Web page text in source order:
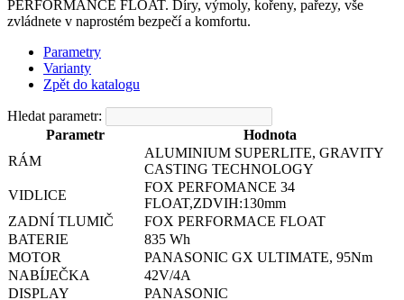
PERFORMANCE FLOAT. Díry, výmoly, kořeny, pařezy, vše
zvládnete v naprostém bezpečí a komfortu.
Parametry
Varianty
Zpět do katalogu
Hledat parametr:
Parametr
Hodnota
RÁM
ALUMINIUM SUPERLITE, GRAVITY
CASTING TECHNOLOGY
VIDLICE
FOX PERFOMANCE 34
FLOAT,ZDVIH:130mm
ZADNÍ TLUMIČ
FOX PERFORMACE FLOAT
BATERIE
835 Wh
MOTOR
PANASONIC GX ULTIMATE, 95Nm
NABÍJEČKA
42V/4A
DISPLAY
PANASONIC